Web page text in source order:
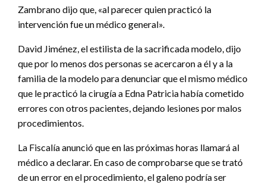
Zambrano dijo que, «al parecer quien practicó la
intervención fue un médico general».
David Jiménez, el estilista de la sacrificada modelo, dijo
que por lo menos dos personas se acercaron a él y a la
familia de la modelo para denunciar que el mismo médico
que le practicó la cirugía a Edna Patricia había cometido
errores con otros pacientes, dejando lesiones por malos
procedimientos.
La Fiscalía anunció que en las próximas horas llamará al
médico a declarar. En caso de comprobarse que se trató
de un error en el procedimiento, el galeno podría ser